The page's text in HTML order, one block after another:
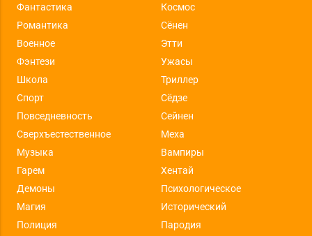
Фантастика
Космос
Романтика
Сёнен
Военное
Этти
Фэнтези
Ужасы
Школа
Триллер
Спорт
Сёдзе
Повседневность
Сейнен
Сверхъестественное
Меха
Музыка
Вампиры
Гарем
Хентай
Демоны
Психологическое
Магия
Исторический
Полиция
Пародия